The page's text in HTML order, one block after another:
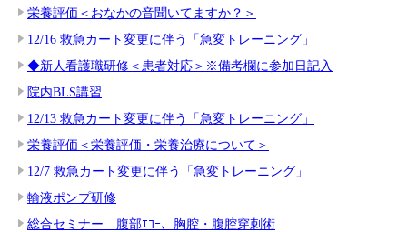
栄養評価＜おなかの音聞いてますか？＞
12/16 救急カート変更に伴う「急変トレーニング」
◆新人看護職研修＜患者対応＞※備考欄に参加日記入
院内BLS講習
12/13 救急カート変更に伴う「急変トレーニング」
栄養評価＜栄養評価・栄養治療について＞
12/7 救急カート変更に伴う「急変トレーニング」
輸液ポンプ研修
総合セミナー 腹部ｴｺｰ、胸腔・腹腔穿刺術